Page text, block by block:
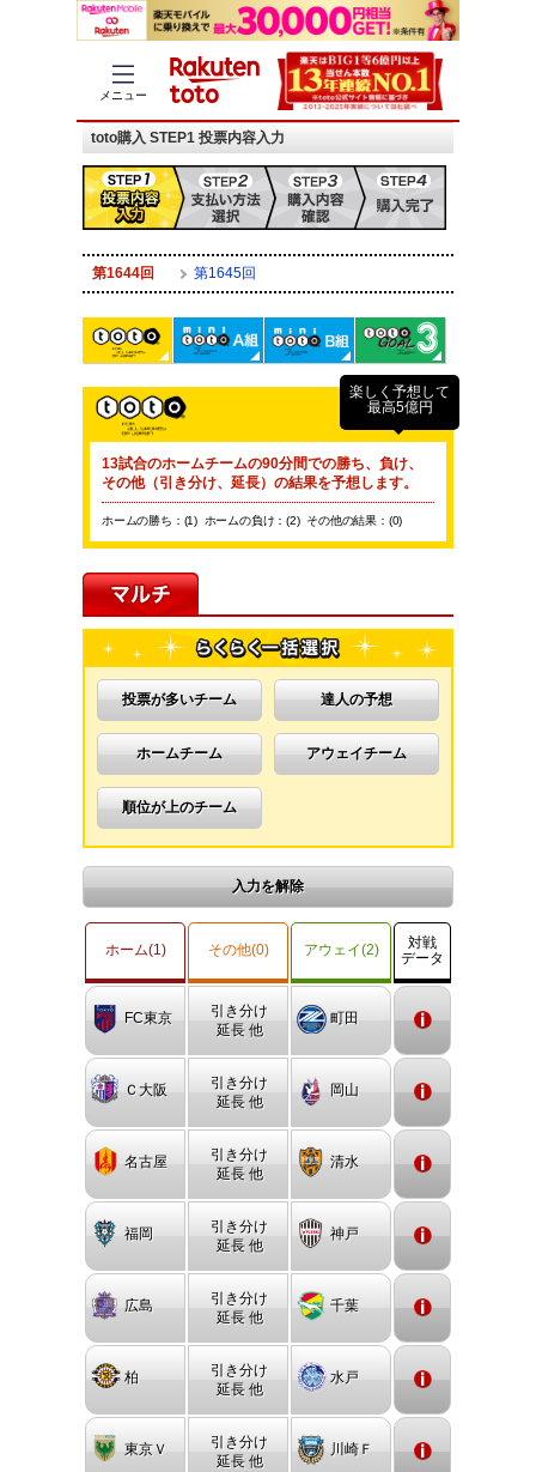
メニュー
toto購入 STEP1 投票内容入力
第1644回 第1645回
楽しく予想して
最高5億円
13試合のホームチームの90分間での勝ち、負け、
その他（引き分け、延長）の結果を予想します。
ホームの勝ち：(1) ホームの負け：(2) その他の結果：(0)
投票が多いチーム 達人の予想
ホームチーム アウェイチーム
順位が上のチーム
入力を解除
ホーム(1) その他(0) アウェイ(2)
対戦
データ
FC東京
引き分け
延長 他
町田
Ｃ大阪
引き分け
延長 他
岡山
名古屋
引き分け
延長 他
清水
福岡
引き分け
延長 他
神戸
広島
引き分け
延長 他
千葉
柏
引き分け
延長 他
水戸
東京Ｖ
引き分け
延長 他
川崎Ｆ